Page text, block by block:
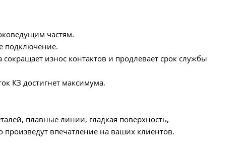
частям.
подключение.
износ контактов и продлевает срок службы
КЗ достигнет максимума.
плавные линии, гладкая поверхность,
впечатление на ваших клиентов.